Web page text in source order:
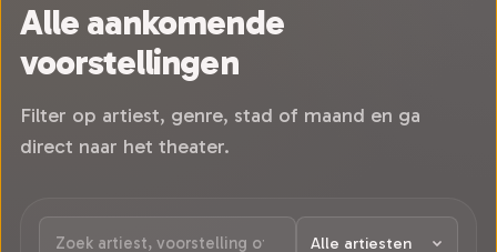
Alle aankomende
voorstellingen
Filter op artiest, genre, stad of maand en ga
direct naar het theater.